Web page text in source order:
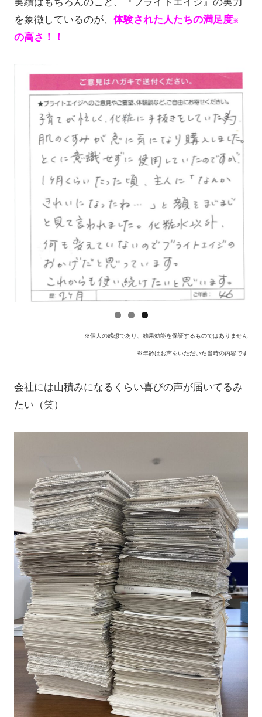
を象徴しているのが、 体験された人たちの満足度※
の高さ！！
※個人の感想であり、効果効能を保証するものではありません
※年齢はお声をいただいた当時の内容です
会社には山積みになるくらい喜びの声が届いてるみ
たい（笑）